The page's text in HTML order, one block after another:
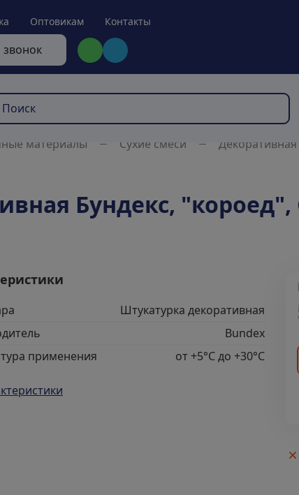
Оптовикам Контакты
звонок
материалы Сухие смеси
Бундекс, "короед",
Штукатурка декоративная
Bundex
применения
от +5°С до +30°С